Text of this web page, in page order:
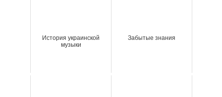
История украинской
музыки
Забытые знания